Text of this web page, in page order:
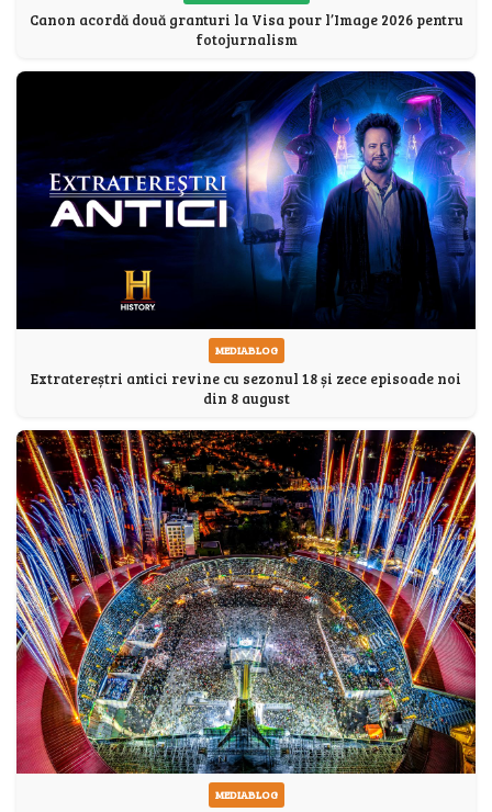
Canon acordă două granturi la Visa pour l’Image 2026 pentru
fotojurnalism
MEDIABLOG
Extratereștri antici revine cu sezonul 18 și zece episoade noi
din 8 august
MEDIABLOG